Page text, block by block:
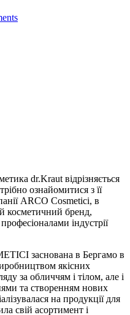
dr.Kraut відрізняється
ознайомитися з її
ARCO Cosmetici, в
косметичний бренд,
індустрії
заснована в Бергамо в
якісних
за обличчям і тілом, але і
та створенням нових
на продукції для
свій асортимент і